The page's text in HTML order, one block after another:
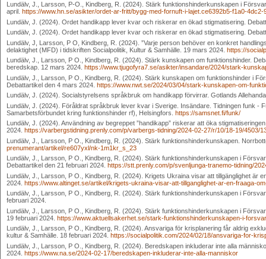
Lundälv, J., Larsson, P-O., Kindberg, R. (2024). Stärk funktionshinderkunskapen i
april. https://www.hn.se/asikter/ordet-ar-fritt/bygg-med-fornuft-i-lajet.ce6392b5-f1a0-4dc2-
Lundälv, J. (2024). Ordet handikapp lever kvar och riskerar en ökad stigmatisering.
Lundälv, J. (2024). Ordet handikapp lever kvar och riskerar en ökad stigmatisering.
Lundälv, J, Larsson, P O, Kindberg, R. (2024). ”Varje person behöver en konkret
delaktighet (MFD) i tidskriften Socialpolitik, Kultur & Samhälle. 19 mars 2024. https://
Lundälv, J., Larsson, P O., Kindberg, R. (2024). Stärk kunskapen om funktionshinder.
beredskap. 12 mars 2024. https://www.tjugofyra7.se/asikter/insandare/2024/stark-
Lundälv, J., Larsson, P O., Kindberg, R. (2024). Stärk kunskapen om funktionshinder i
Debattartikel den 4 mars 2024. https://www.nwt.se/2024/03/04/stark-kunskapen-om-
Lundälv, J. (2024). Socialstyrelsens språkbruk om handikapp förvirrar. Gotlands
Lundälv, J. (2024). Föråldrat språkbruk lever kvar i Sverige. Insändare. Tidningen funk -
Samarbetsförbundet kring funktionshinder rf), Helsingfors. https://samsnet.fi/funk/
Lundälv, J. (2024). Användning av begreppet ”handikapp” riskerar att öka
2024. https://varbergstidning.prenly.com/p/varbergs-tidning/2024-02-27/r/10/18-19/4503/
Lundälv, J., Larsson, P O., Kindberg, R. (2024). Stärk funktionshinderkunskapen.
prenumerant/artikel/re607yxl/nk-1m1kr_s_23
Lundälv, J., Larsson, P O., Kindberg, R. (2024). Stärk funktionshinderkunskapen i
Debattartikel den 21 februari 2024. https://stt.prenly.com/p/svenljunga-tranemo-tidning/
Lundälv, J., Larsson, P O., Kindberg, R. (2024). Krigets Ukraina visar att tillgänglighet är
2024. https://www.altinget.se/artikel/krigets-ukraina-visar-att-tillganglighet-ar-en-fraaga-
Lundälv, J., Larsson, P O., Kindberg, R. (2024). Stärk funktionshinderkunskapen i
februari 2024.
Lundälv, J., Larsson, P O., Kindberg, R. (2024). Stärk funktionshinderkunskapen i
19 februari 2024. https://www.aktuellsakerhet.se/stark-funktionshinderkunskapen-i-
Lundälv, J., Larsson, P O., Kindberg, R. (2024). Ansvariga för krisplanering får aldrig
kultur & Samhälle. 18 februari 2024. https://socialpolitik.com/2024/02/18/ansvariga-for-
Lundälv, J., Larsson, P O., Kindberg, R. (2024). Beredskapen inkluderar inte alla
2024. https://www.na.se/2024-02-17/beredskapen-inkluderar-inte-alla-manniskor